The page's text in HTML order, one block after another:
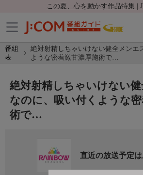
この夏、心を動かす作品特集 |
番組
表
絶対射精しちゃいけない健全メンエ
ような密着激甘濃厚施術で…
絶対射精しちゃいけない
なのに、吸い付くような
術で…
直近の放送予定